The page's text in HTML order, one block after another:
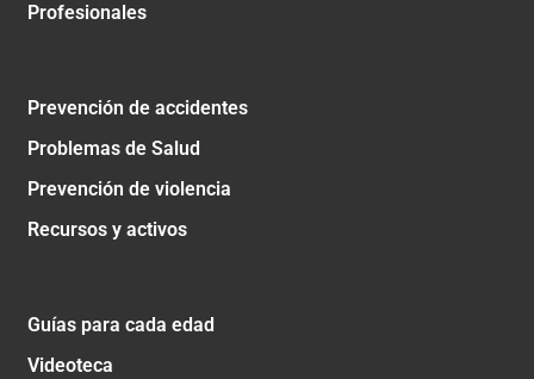
Profesionales
Prevención de accidentes
Problemas de Salud
Prevención de violencia
Recursos y activos
Guías para cada edad
Videoteca